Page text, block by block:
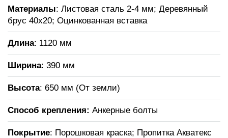
Материалы: Листовая сталь 2-4 мм; Деревянный
брус 40х20; Оцинкованная вставка
Длина: 1120 мм
Ширина: 390 мм
Высота: 650 мм (От земли)
Способ крепления: Анкерные болты
Покрытие: Порошковая краска; Пропитка Акватекс